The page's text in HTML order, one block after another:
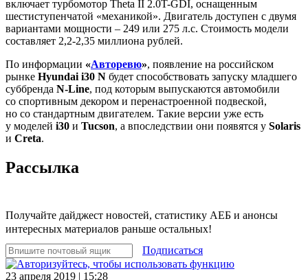
включает турбомотор Theta II 2.0T-GDI, оснащенным
шестиступенчатой «механикой». Двигатель доступен с двумя
вариантами мощности – 249 или 275 л.с. Стоимость модели
составляет 2,2-2,35 миллиона рублей.
По информации «Авторевю», появление на российском
рынке Hyundai i30 N будет способствовать запуску младшего
суббренда N-Line, под которым выпускаются автомобили
со спортивным декором и перенастроенной подвеской,
но со стандартным двигателем. Такие версии уже есть
у моделей i30 и Tucson, а впоследствии они появятся у Solaris
и Creta.
Рассылка
Получайте дайджест новостей, статистику АЕБ и анонсы
интересных материалов раньше остальных!
Подписаться
23 апреля 2019 | 15:28